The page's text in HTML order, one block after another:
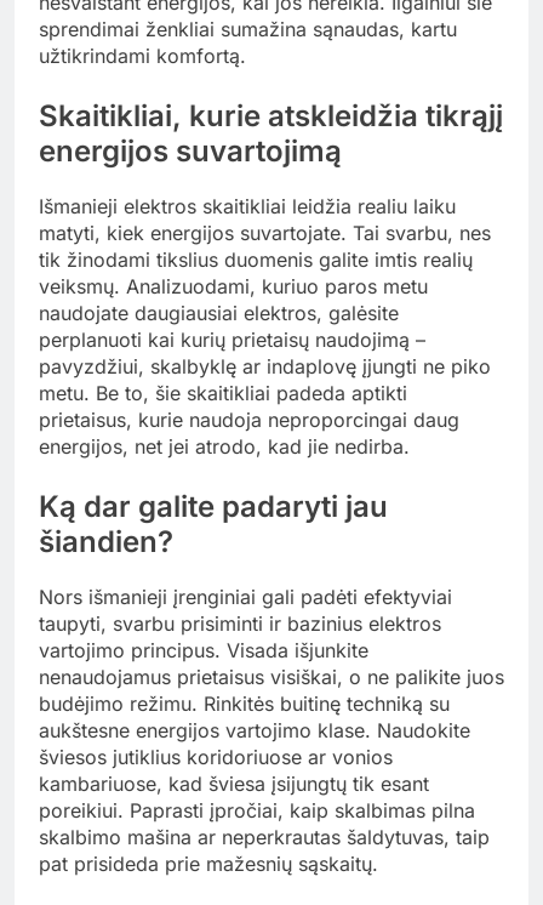
sprendimai ženkliai sumažina sąnaudas, kartu
užtikrindami komfortą.
Skaitikliai, kurie atskleidžia tikrąjį
energijos suvartojimą
Išmanieji elektros skaitikliai leidžia realiu laiku
matyti, kiek energijos suvartojate. Tai svarbu, nes
tik žinodami tikslius duomenis galite imtis realių
veiksmų. Analizuodami, kuriuo paros metu
naudojate daugiausiai elektros, galėsite
perplanuoti kai kurių prietaisų naudojimą –
pavyzdžiui, skalbyklę ar indaplovę įjungti ne piko
metu. Be to, šie skaitikliai padeda aptikti
prietaisus, kurie naudoja neproporcingai daug
energijos, net jei atrodo, kad jie nedirba.
Ką dar galite padaryti jau
šiandien?
Nors išmanieji įrenginiai gali padėti efektyviai
taupyti, svarbu prisiminti ir bazinius elektros
vartojimo principus. Visada išjunkite
nenaudojamus prietaisus visiškai, o ne palikite juos
budėjimo režimu. Rinkitės buitinę techniką su
aukštesne energijos vartojimo klase. Naudokite
šviesos jutiklius koridoriuose ar vonios
kambariuose, kad šviesa įsijungtų tik esant
poreikiui. Paprasti įpročiai, kaip skalbimas pilna
skalbimo mašina ar neperkrautas šaldytuvas, taip
pat prisideda prie mažesnių sąskaitų.